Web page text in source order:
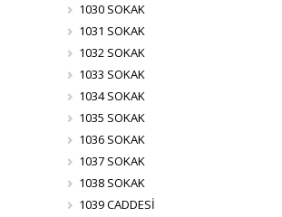
1030 SOKAK
1031 SOKAK
1032 SOKAK
1033 SOKAK
1034 SOKAK
1035 SOKAK
1036 SOKAK
1037 SOKAK
1038 SOKAK
1039 CADDESİ